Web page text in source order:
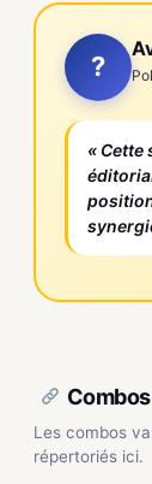
?
« Cette
Les combos
répertoriés ici.